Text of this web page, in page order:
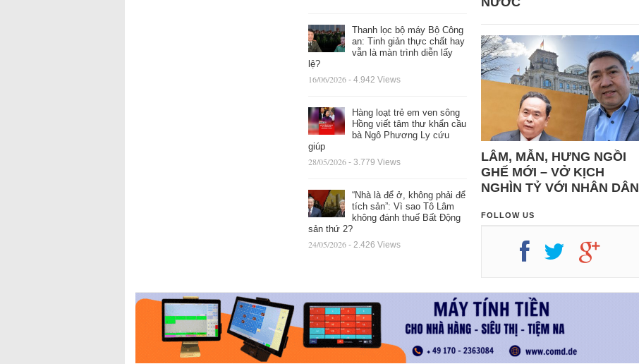
Thanh lọc bộ máy Bộ Công
an: Tinh giản thực chất hay
vẫn là màn trình diễn lấy
lệ?
16/06/2026 - 4.942 Views
Hàng loạt trẻ em ven sông
Hồng viết tâm thư khẩn cầu
bà Ngô Phương Ly cứu
giúp
28/05/2026 - 3.779 Views
“Nhà là để ở, không phải để
tích sản”: Vì sao Tô Lâm
không đánh thuế Bất Động
sản thứ 2?
24/05/2026 - 2.426 Views
LÂM, MẪN, HƯNG NGỒI
GHẾ MỚI – VỞ KỊCH
NGHÌN TỶ VỚI NHÂN DÂN
FOLLOW US